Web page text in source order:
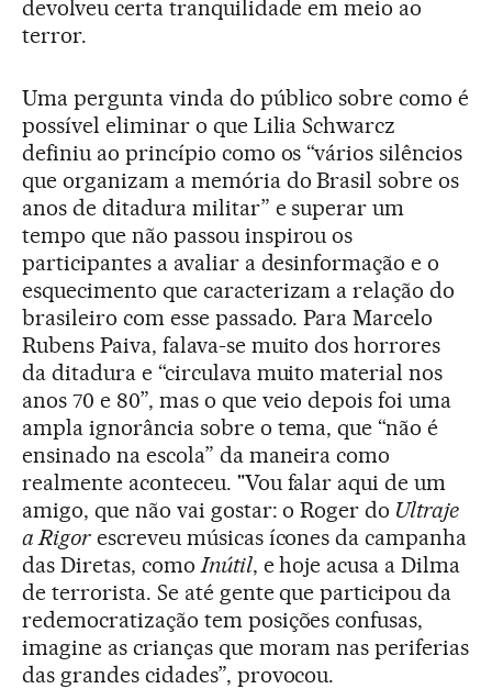
devolveu certa tranquilidade em meio ao
terror.
Uma pergunta vinda do público sobre como é
possível eliminar o que Lilia Schwarcz
definiu ao princípio como os “vários silêncios
que organizam a memória do Brasil sobre os
anos de ditadura militar” e superar um
tempo que não passou inspirou os
participantes a avaliar a desinformação e o
esquecimento que caracterizam a relação do
brasileiro com esse passado. Para Marcelo
Rubens Paiva, falava-se muito dos horrores
da ditadura e “circulava muito material nos
anos 70 e 80”, mas o que veio depois foi uma
ampla ignorância sobre o tema, que “não é
ensinado na escola” da maneira como
realmente aconteceu. "Vou falar aqui de um
amigo, que não vai gostar: o Roger do Ultraje
a Rigorescreveu músicas ícones da campanha
das Diretas, comoInútil, e hoje acusa a Dilma
de terrorista. Se até gente que participou da
redemocratização tem posições confusas,
imagine as crianças que moram nas periferias
das grandes cidades”, provocou.